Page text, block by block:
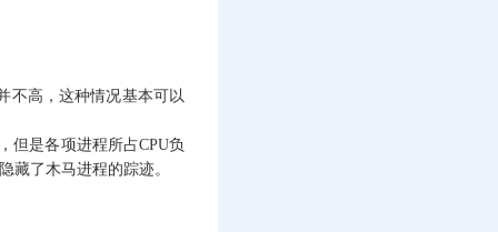
不高，这种情况基本可以
但是各项进程所占CPU负
藏了木马进程的踪迹。